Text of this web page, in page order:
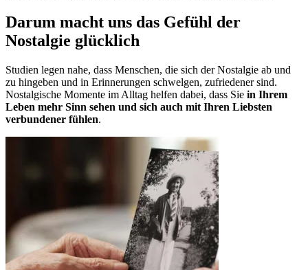
Darum macht uns das Gefühl der
Nostalgie glücklich
Studien legen nahe, dass Menschen, die sich der Nostalgie ab und
zu hingeben und in Erinnerungen schwelgen, zufriedener sind.
Nostalgische Momente im Alltag helfen dabei, dass Sie in Ihrem
Leben mehr Sinn sehen und sich auch mit Ihren Liebsten
verbundener fühlen.